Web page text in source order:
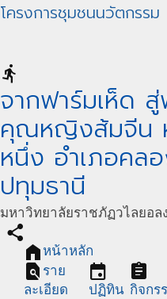
โครงการชุมชนนวัตกรรม
directions_run
จากฟาร์มเห็ด
คุณหญิงส้มจีน
หนึ่ง อำเภอคล
ปทุมธานี
มหาวิทยาลัยราชภัฏวไลยอ
share
home หน้าหลัก
find_in_page ราย
ละเอียด
event
ปฏิทิน
assignment
กิจกร